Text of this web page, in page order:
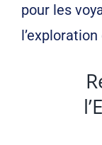
pour les